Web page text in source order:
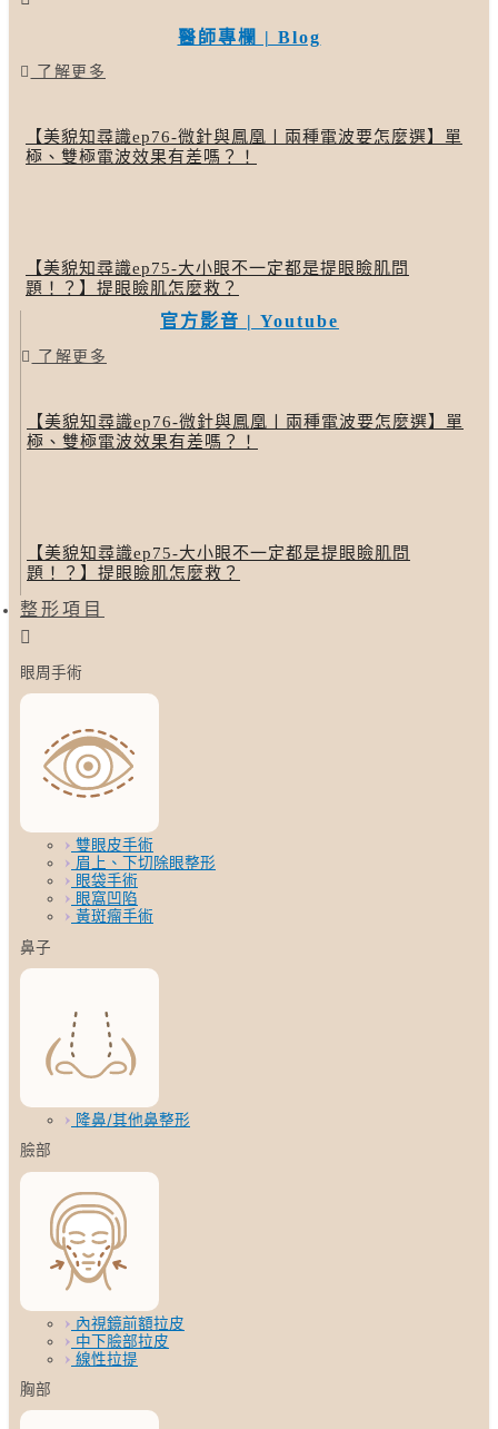
醫師專欄 | Blog
了解更多
【美貌知尋識ep76-微針與鳳凰〡兩種電波要怎麼選】單
極、雙極電波效果有差嗎？！
【美貌知尋識ep75-大小眼不一定都是提眼瞼肌問
題！？】提眼瞼肌怎麼救？
官方影音 | Youtube
了解更多
【美貌知尋識ep76-微針與鳳凰〡兩種電波要怎麼選】單
極、雙極電波效果有差嗎？！
【美貌知尋識ep75-大小眼不一定都是提眼瞼肌問
題！？】提眼瞼肌怎麼救？
整形項目
眼周手術
雙眼皮手術
眉上、下切除眼整形
眼袋手術
眼窩凹陷
黃斑瘤手術
鼻子
隆鼻/其他鼻整形
臉部
內視鏡前額拉皮
中下臉部拉皮
線性拉提
胸部